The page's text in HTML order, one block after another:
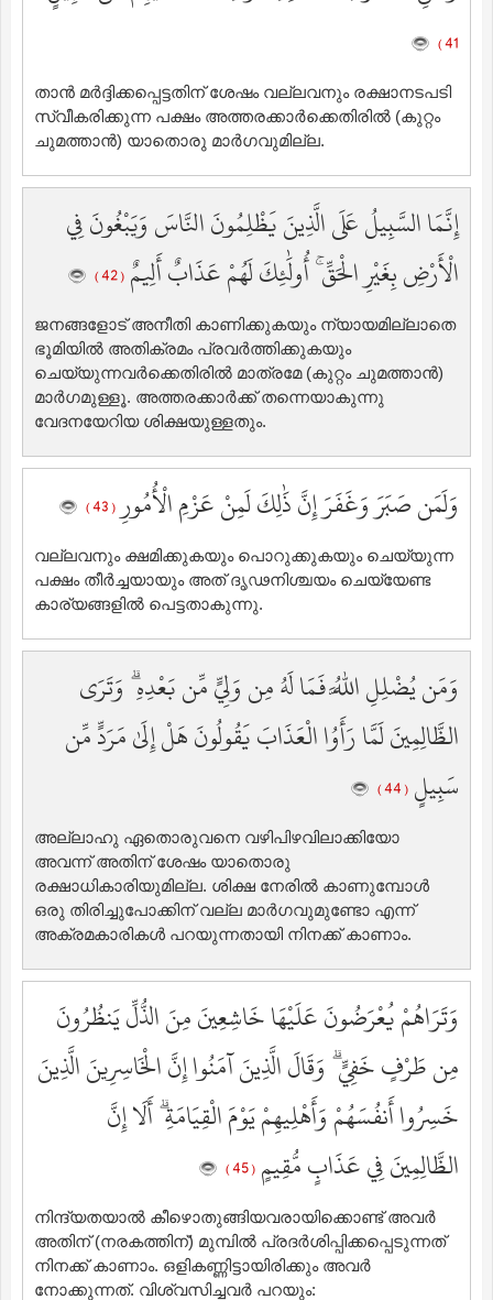
41 )
താന്‍ മര്‍ദ്ദിക്കപ്പെട്ടതിന് ശേഷം വല്ലവനും രക്ഷാനടപടി
സ്വീകരിക്കുന്ന പക്ഷം അത്തരക്കാര്‍ക്കെതിരില്‍ (കുറ്റം
ചുമത്താന്‍) യാതൊരു മാര്‍ഗവുമില്ല.
إِنَّمَا السَّبِيلُ عَلَى الَّذِينَ يَظْلِمُونَ النَّاسَ وَيَبْغُونَ فِي
الْأَرْضِ بِغَيْرِ الْحَقِّ ۚ أُولَٰئِكَ لَهُمْ عَذَابٌ أَلِيمٌ ( 42 )
ജനങ്ങളോട് അനീതി കാണിക്കുകയും ന്യായമില്ലാതെ
ഭൂമിയില്‍ അതിക്രമം പ്രവര്‍ത്തിക്കുകയും
ചെയ്യുന്നവര്‍ക്കെതിരില്‍ മാത്രമേ (കുറ്റം ചുമത്താന്‍)
മാര്‍ഗമുള്ളൂ. അത്തരക്കാര്‍ക്ക് തന്നെയാകുന്നു
വേദനയേറിയ ശിക്ഷയുള്ളതും.
وَلَمَن صَبَرَ وَغَفَرَ إِنَّ ذَٰلِكَ لَمِنْ عَزْمِ الْأُمُورِ( 43 )
വല്ലവനും ക്ഷമിക്കുകയും പൊറുക്കുകയും ചെയ്യുന്ന
പക്ഷം തീര്‍ച്ചയായും അത് ദൃഢനിശ്ചയം ചെയ്യേണ്ട
കാര്യങ്ങളില്‍ പെട്ടതാകുന്നു.
وَمَن يُضْلِلِ اللَّهُ فَمَا لَهُ مِن وَلِيٍّ مِّن بَعْدِهِ ۗ وَتَرَى
الظَّالِمِينَ لَمَّا رَأَوُا الْعَذَابَ يَقُولُونَ هَلْ إِلَىٰ مَرَدٍّ مِّن
سَبِيلٍ ( 44 )
അല്ലാഹു ഏതൊരുവനെ വഴിപിഴവിലാക്കിയോ
അവന്ന് അതിന് ശേഷം യാതൊരു
രക്ഷാധികാരിയുമില്ല. ശിക്ഷ നേരില്‍ കാണുമ്പോള്‍
ഒരു തിരിച്ചുപോക്കിന് വല്ല മാര്‍ഗവുമുണ്ടോ എന്ന്
അക്രമകാരികള്‍ പറയുന്നതായി നിനക്ക് കാണാം.
وَتَرَاهُمْ يُعْرَضُونَ عَلَيْهَا خَاشِعِينَ مِنَ الذُّلِّ يَنظُرُونَ
مِن طَرْفٍ خَفِيٍّ ۗ وَقَالَ الَّذِينَ آمَنُوا إِنَّ الْخَاسِرِينَ الَّذِينَ
خَسِرُوا أَنفُسَهُمْ وَأَهْلِيهِمْ يَوْمَ الْقِيَامَةِ ۗ أَلَا إِنَّ
الظَّالِمِينَ فِي عَذَابٍ مُّقِيمٍ ( 45 )
നിന്ദ്യതയാല്‍ കീഴൊതുങ്ങിയവരായിക്കൊണ്ട് അവര്‍
അതിന് (നരകത്തിന്‌) മുമ്പില്‍ പ്രദര്‍ശിപ്പിക്കപ്പെടുന്നത്
നിനക്ക് കാണാം. ഒളികണ്ണിട്ടായിരിക്കും അവര്‍
നോക്കുന്നത്‌. വിശ്വസിച്ചവര്‍ പറയും: